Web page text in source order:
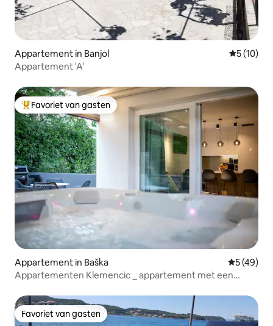
Appartement in Banjol
5 (10)
Appartement 'A'
Topfavoriet van gasten
Favoriet van gasten
Appartement in Baška
5 (49)
Appartementen Klemencic _ appartement met een
Favoriet van gasten
Favoriet van gasten